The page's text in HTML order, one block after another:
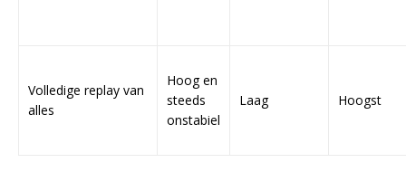
Volledige replay van
alles
Hoog en
steeds
onstabiel
Laag Hoogst